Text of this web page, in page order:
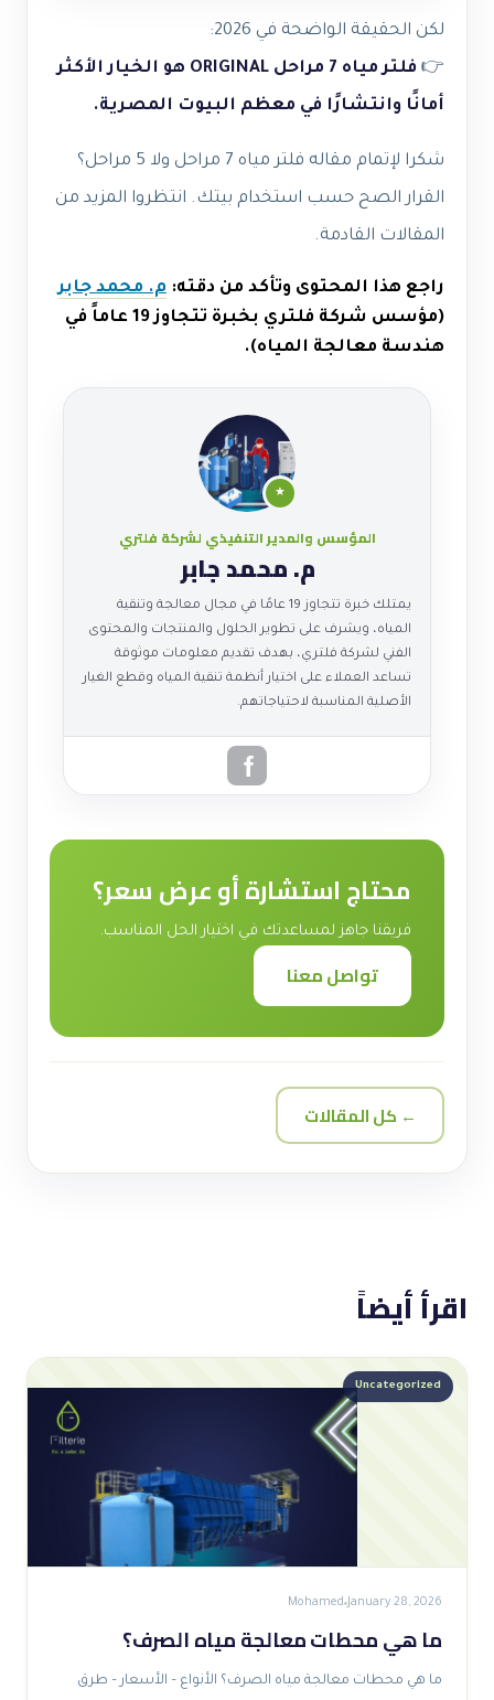
لكن الحقيقة الواضحة في 2026:
👉
فلتر مياه 7 مراحل ORIGINAL هو الخيار الأكثر
أمانًا وانتشارًا في معظم البيوت المصرية.
شكرا لإتمام مقاله فلتر مياه 7 مراحل ولا 5 مراحل؟
القرار الصح حسب استخدام بيتك. انتظروا المزيد من
المقالات القادمة.
راجع هذا المحتوى وتأكد من دقته: م. محمد جابر
(مؤسس شركة فلتري بخبرة تتجاوز 19 عاماً في
هندسة معالجة المياه).
★
المؤسس والمدير التنفيذي لشركة فلتري
م. محمد جابر
يمتلك خبرة تتجاوز 19 عامًا في مجال معالجة وتنقية
المياه، ويشرف على تطوير الحلول والمنتجات والمحتوى
الفني لشركة فلتري، بهدف تقديم معلومات موثوقة
تساعد العملاء على اختيار أنظمة تنقية المياه وقطع الغيار
الأصلية المناسبة لاحتياجاتهم.
محتاج استشارة أو عرض سعر؟
فريقنا جاهز لمساعدتك في اختيار الحل المناسب.
تواصل معنا
← كل المقالات
اقرأ أيضاً
Uncategorized
January 28, 2026
Mohamed
ما هي محطات معالجة مياه الصرف؟
ما هي محطات معالجة مياه الصرف؟ الأنواع – الأسعار – طرق